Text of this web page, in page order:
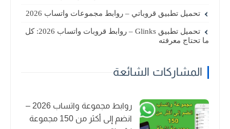
تحميل تطبيق قروباتي – روابط مجموعات واتساب 2026
تحميل تطبيق Glinks – روابط قروبات واتساب 2026: كل
ما تحتاج معرفته
المشاركات الشائعة
روابط مجموعة واتساب 2026 –
انضم إلى أكثر من 150 مجموعة